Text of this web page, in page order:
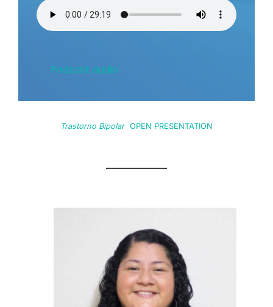
Podcast audio
Trastorno Bipolar OPEN PRESENTATION